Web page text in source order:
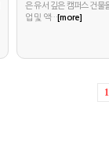
은 유서 깊은 캠퍼스 건물
업 및 액…[more]
1